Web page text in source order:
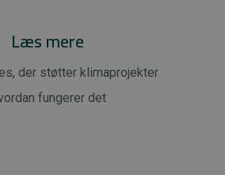
Læs mere
der støtter klimaprojekter
fungerer det